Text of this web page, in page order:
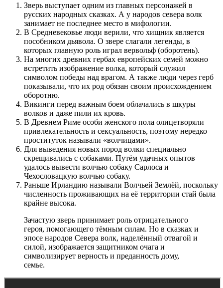
Зверь выступает одним из главных персонажей в
русских народных сказках. А у народов севера волк
занимает не последнее место в мифологии.
В Средневековье люди верили, что хищник является
пособником дьявола. О звере слагали легенды, в
которых главную роль играл вервольф (оборотень).
На многих древних гербах европейских семей можно
встретить изображение волка, который служил
символом победы над врагом. А также люди через герб
показывали, что их род обязан своим происхождением
оборотню.
Викинги перед важным боем облачались в шкуры
волков и даже пили их кровь.
В Древнем Риме особи женского пола олицетворяли
привлекательность и сексуальность, поэтому нередко
проституток называли «волчицами».
Для выведения новых пород волки специально
скрещивались с собаками. Путём удачных опытов
удалось вывести волчью собаку Сарлоса и
Чехословацкую волчью собаку.
Раньше Ирландию называли Волчьей Землёй, поскольку
численность проживающих на её территории стай была
крайне высока.
Зачастую зверь принимает роль отрицательного
героя, помогающего тёмным силам. Но в сказках и
эпосе народов Севера волк, наделённый отвагой и
силой, изображается защитником очага и
символизирует верность и преданность дому,
семье.